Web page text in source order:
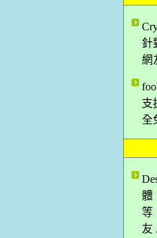
針
網
支
全
體
等
友